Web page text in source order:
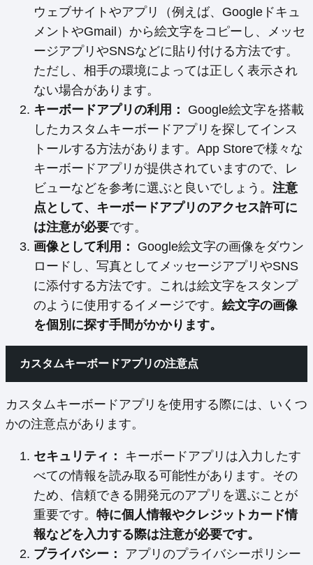
ウェブサイトやアプリ（例えば、Googleドキュ
メントやGmail）から絵文字をコピーし、メッセ
ージアプリやSNSなどに貼り付ける方法です。
ただし、相手の環境によっては正しく表示され
ない場合があります。
キーボードアプリの利用：
Google絵文字を搭載
したカスタムキーボードアプリを探してインス
トールする方法があります。App Storeで様々な
キーボードアプリが提供されていますので、レ
ビューなどを参考に選ぶと良いでしょう。 注意
点として、キーボードアプリのアクセス許可に
は注意が必要です。
画像として利用：
Google絵文字の画像をダウン
ロードし、写真としてメッセージアプリやSNS
に添付する方法です。これは絵文字をスタンプ
のように使用するイメージです。 絵文字の画像
を個別に探す手間がかかります。
カスタムキーボードアプリの注意点
カスタムキーボードアプリを使用する際には、いくつ
かの注意点があります。
セキュリティ：
キーボードアプリは入力したす
べての情報を読み取る可能性があります。その
ため、信頼できる開発元のアプリを選ぶことが
重要です。 特に個人情報やクレジットカード情
報などを入力する際は注意が必要です。
プライバシー：
アプリのプライバシーポリシー